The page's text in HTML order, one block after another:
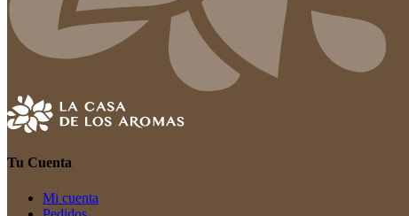
Tu Cuenta
Mi cuenta